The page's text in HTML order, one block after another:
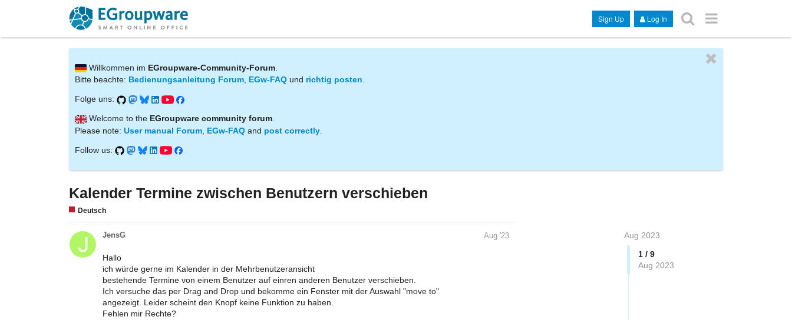
Sign Up Log In
Willkommen im EGroupware-Community-Forum
Bitte beachte: Bedienungsanleitung Forum, EGw-FAQ und richtig posten.
Folge uns:
Welcome to the EGroupware community forum.
Please note: User manual Forum EGw-FAQ and post correctly
Follow us:
Kalender Termine zwischen Benutzern verschieben
Deutsch
Aug 2023
1 / 9
Aug 2023
JensG Aug '23
Hallo
ich würde gerne im Kalender in der Mehrbenutzeransicht
bestehende Termine von einem Benutzer auf einren anderen Benutzer verschieben.
Ich versuche das per Drag and Drop und bekomme ein Fenster mit der Auswahl "move to"
angezeigt. Leider scheint den Knopf keine Funktion zu haben.
Fehlen mir Rechte?